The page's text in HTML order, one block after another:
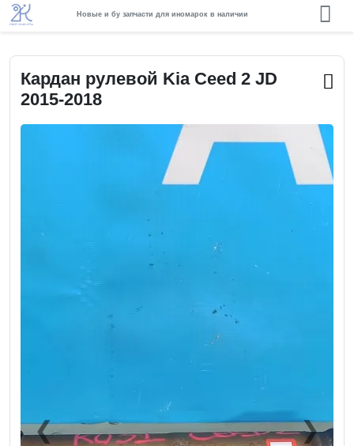
Новые и бу запчасти для иномарок в наличии
Кардан рулевой Kia Ceed 2 JD
2015-2018
❮Previous ❯Next